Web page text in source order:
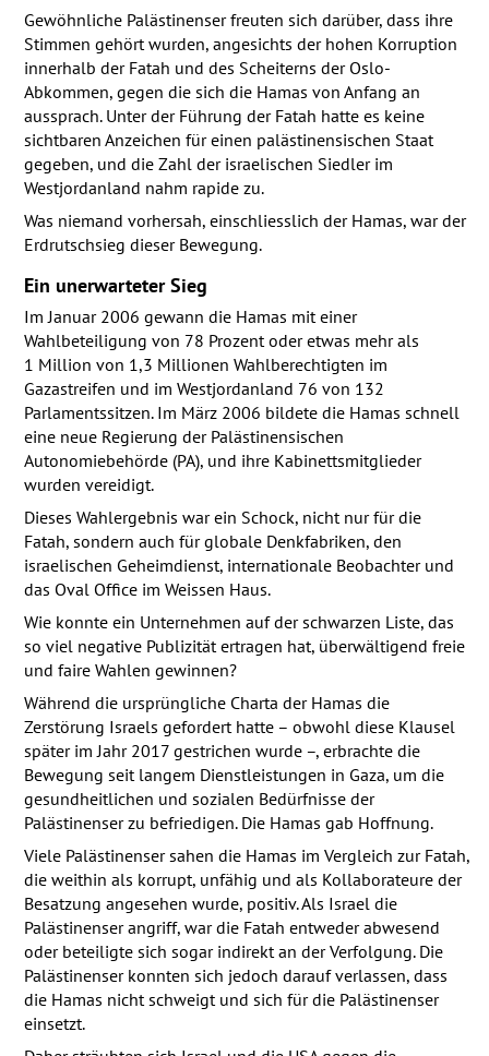
Gewöhnliche Palästinenser freuten sich darüber, dass ihre
Stimmen gehört wurden, angesichts der hohen Korruption
innerhalb der Fatah und des Scheiterns der Oslo-
Abkommen, gegen die sich die Hamas von Anfang an
aussprach. Unter der Führung der Fatah hatte es keine
sichtbaren Anzeichen für einen palästinensischen Staat
gegeben, und die Zahl der israelischen Siedler im
Westjordanland nahm rapide zu.
Was niemand vorhersah, einschliesslich der Hamas, war der
Erdrutschsieg dieser Bewegung.
Ein unerwarteter Sieg
Im Januar 2006 gewann die Hamas mit einer
Wahlbeteiligung von 78 Prozent oder etwas mehr als
1 Million von 1,3 Millionen Wahlberechtigten im
Gazastreifen und im Westjordanland 76 von 132
Parlamentssitzen. Im März 2006 bildete die Hamas schnell
eine neue Regierung der Palästinensischen
Autonomiebehörde (PA), und ihre Kabinettsmitglieder
wurden vereidigt.
Dieses Wahlergebnis war ein Schock, nicht nur für die
Fatah, sondern auch für globale Denkfabriken, den
israelischen Geheimdienst, internationale Beobachter und
das Oval Office im Weissen Haus.
Wie konnte ein Unternehmen auf der schwarzen Liste, das
so viel negative Publizität ertragen hat, überwältigend freie
und faire Wahlen gewinnen?
Während die ursprüngliche Charta der Hamas die
Zerstörung Israels gefordert hatte – obwohl diese Klausel
später im Jahr 2017 gestrichen wurde –, erbrachte die
Bewegung seit langem Dienstleistungen in Gaza, um die
gesundheitlichen und sozialen Bedürfnisse der
Palästinenser zu befriedigen. Die Hamas gab Hoffnung.
Viele Palästinenser sahen die Hamas im Vergleich zur Fatah,
die weithin als korrupt, unfähig und als Kollaborateure der
Besatzung angesehen wurde, positiv. Als Israel die
Palästinenser angriff, war die Fatah entweder abwesend
oder beteiligte sich sogar indirekt an der Verfolgung. Die
Palästinenser konnten sich jedoch darauf verlassen, dass
die Hamas nicht schweigt und sich für die Palästinenser
einsetzt.